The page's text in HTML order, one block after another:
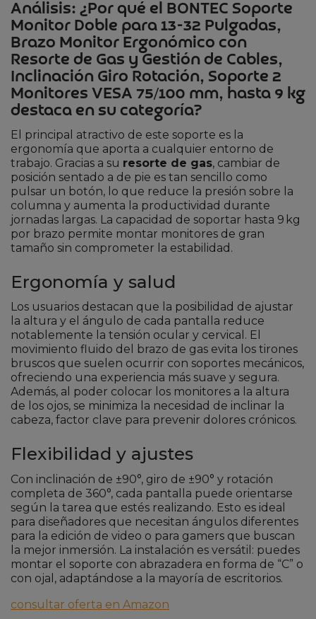
Análisis: ¿Por qué el BONTEC Soporte
Monitor Doble para 13-32 Pulgadas,
Brazo Monitor Ergonómico con
Resorte de Gas y Gestión de Cables,
Inclinación Giro Rotación, Soporte 2
Monitores VESA 75/100 mm, hasta 9 kg
destaca en su categoría?
El principal atractivo de este soporte es la
ergonomía que aporta a cualquier entorno de
trabajo. Gracias a su resorte de gas, cambiar de
posición sentado a de pie es tan sencillo como
pulsar un botón, lo que reduce la presión sobre la
columna y aumenta la productividad durante
jornadas largas. La capacidad de soportar hasta 9 kg
por brazo permite montar monitores de gran
tamaño sin comprometer la estabilidad.
Ergonomía y salud
Los usuarios destacan que la posibilidad de ajustar
la altura y el ángulo de cada pantalla reduce
notablemente la tensión ocular y cervical. El
movimiento fluido del brazo de gas evita los tirones
bruscos que suelen ocurrir con soportes mecánicos,
ofreciendo una experiencia más suave y segura.
Además, al poder colocar los monitores a la altura
de los ojos, se minimiza la necesidad de inclinar la
cabeza, factor clave para prevenir dolores crónicos.
Flexibilidad y ajustes
Con inclinación de ±90°, giro de ±90° y rotación
completa de 360°, cada pantalla puede orientarse
según la tarea que estés realizando. Esto es ideal
para diseñadores que necesitan ángulos diferentes
para la edición de video o para gamers que buscan
la mejor inmersión. La instalación es versátil: puedes
montar el soporte con abrazadera en forma de “C” o
con ojal, adaptándose a la mayoría de escritorios.
consultar oferta en Amazon